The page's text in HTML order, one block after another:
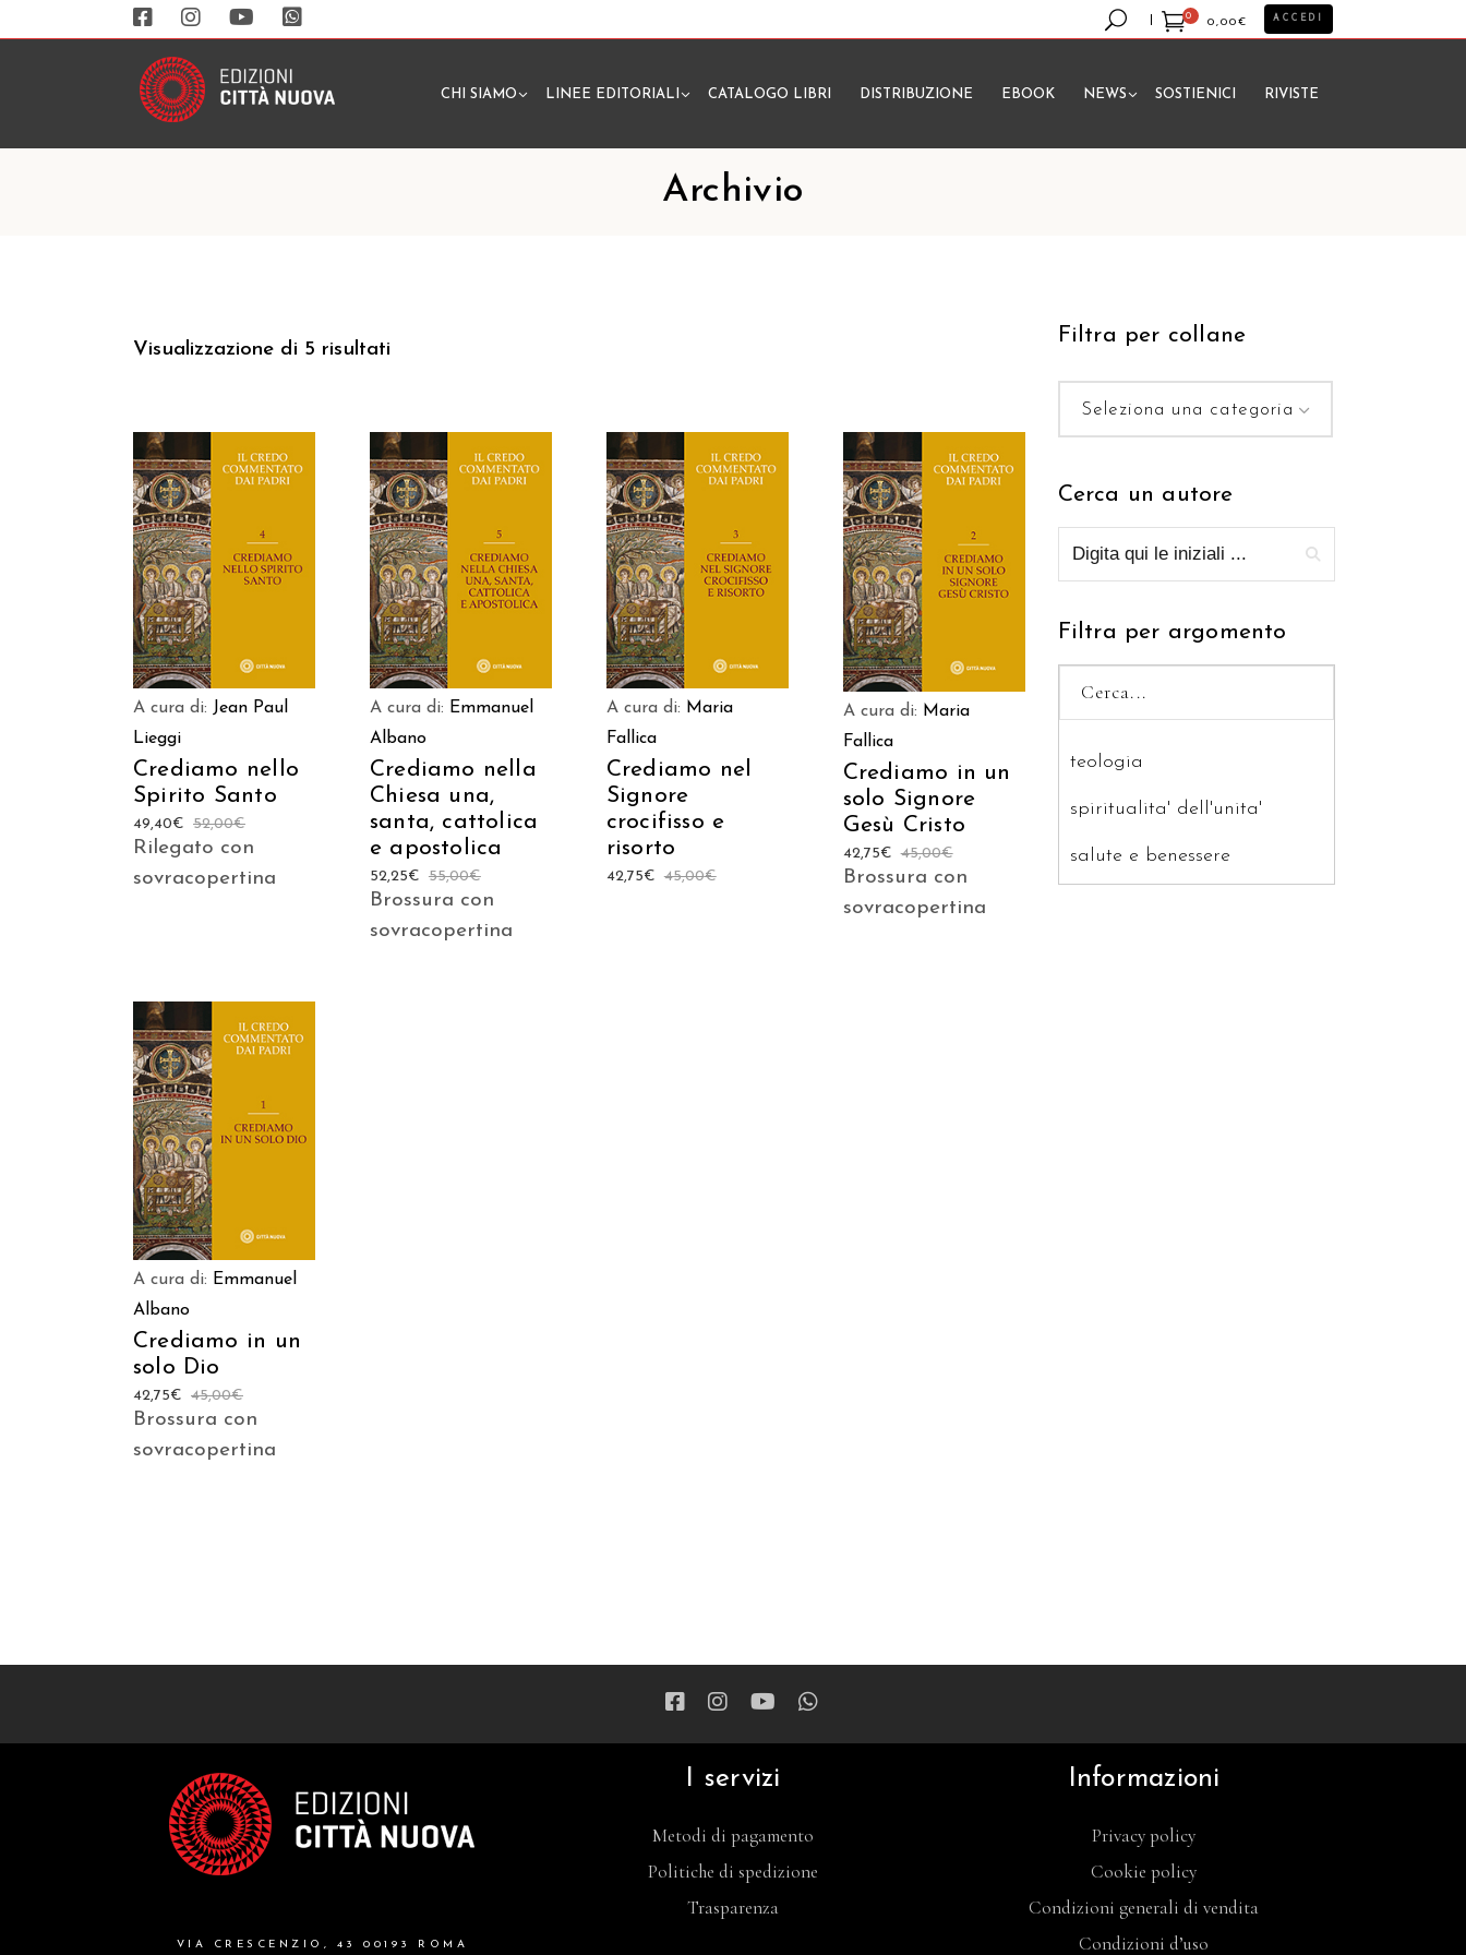
0
0,00€
Nessun prodotto nel carrello.
ACCEDI
CHI SIAMO LINEE EDITORIALI CATALOGO LIBRI DISTRIBUZIONE EBOOK NEWS SOSTIENICI RIVISTE
Archivio
Visualizzazione di 5 risultati
AGGIUNGI AL CARRELLO
A cura di: Jean Paul
Lieggi
Crediamo nello
Spirito Santo
52,00€
49,40€
Rilegato con
sovracopertina
AGGIUNGI AL CARRELLO
A cura di: Emmanuel
Albano
Crediamo nella
Chiesa una,
santa, cattolica
e apostolica
55,00€
52,25€
Brossura con
sovracopertina
AGGIUNGI AL CARRELLO
A cura di: Maria
Fallica
Crediamo nel
Signore
crocifisso e
risorto
45,00€
42,75€
AGGIUNGI AL CARRELLO
A cura di: Maria
Fallica
Crediamo in un
solo Signore
Gesù Cristo
45,00€
42,75€
Brossura con
sovracopertina
AGGIUNGI AL CARRELLO
A cura di: Emmanuel
Albano
Crediamo in un
solo Dio
45,00€
42,75€
Brossura con
sovracopertina
Filtra per collane
Seleziona una categoria
Cerca un autore
Filtra per argomento
teologia
spiritualita' dell'unita'
salute e benessere
VIA CRESCENZIO, 43 00193 ROMA
I servizi
Metodi di pagamento
Politiche di spedizione
Trasparenza
Informazioni
Privacy policy
Cookie policy
Condizioni generali di vendita
Condizioni d’uso